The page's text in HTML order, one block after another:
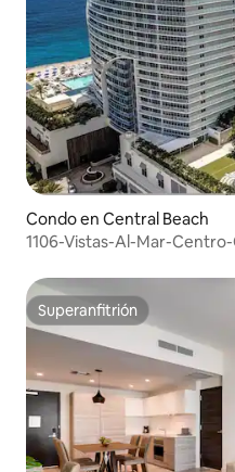
Condo en Central Beach
1106-Vistas-Al-Mar-
Superanfitrión
Superanfitrión